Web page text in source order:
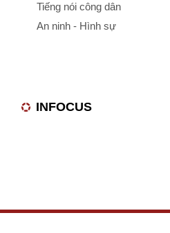
Tiếng nói công dân
An ninh - Hình sự
INFOCUS